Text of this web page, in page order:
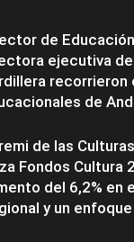
de
ejecutiva
de
de las
Fondos Cultura
del 6,2% en
y un